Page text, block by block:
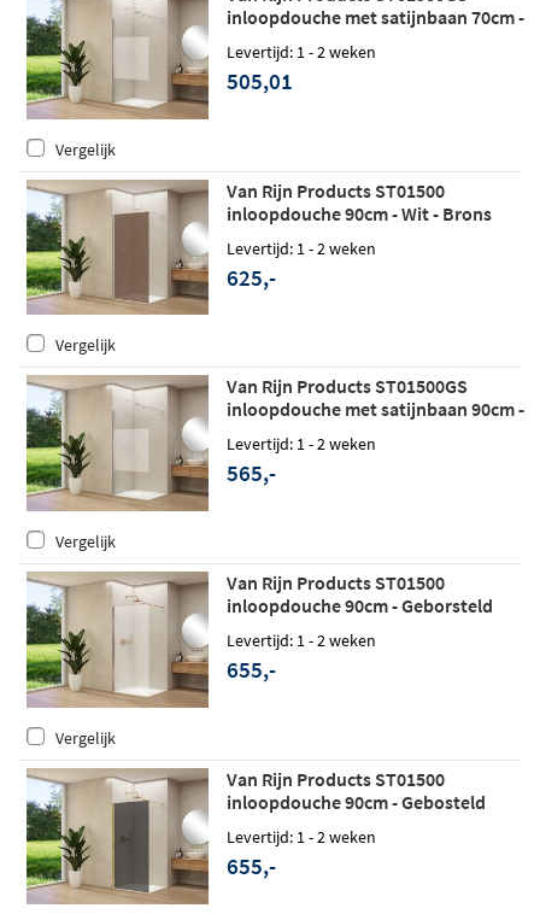
inloopdouche met satijnbaan 70cm -
Levertijd: 1 - 2 weken
505,01
Vergelijk
Van Rijn Products ST01500
inloopdouche 90cm - Wit - Brons
Levertijd: 1 - 2 weken
625,-
Vergelijk
Van Rijn Products ST01500GS
inloopdouche met satijnbaan 90cm -
Mat wit
Levertijd: 1 - 2 weken
565,-
Vergelijk
Van Rijn Products ST01500
inloopdouche 90cm - Geborsteld
koper - Satijnglas
Levertijd: 1 - 2 weken
655,-
Vergelijk
Van Rijn Products ST01500
inloopdouche 90cm - Gebosteld
messing - Grijs rookglas
Levertijd: 1 - 2 weken
655,-